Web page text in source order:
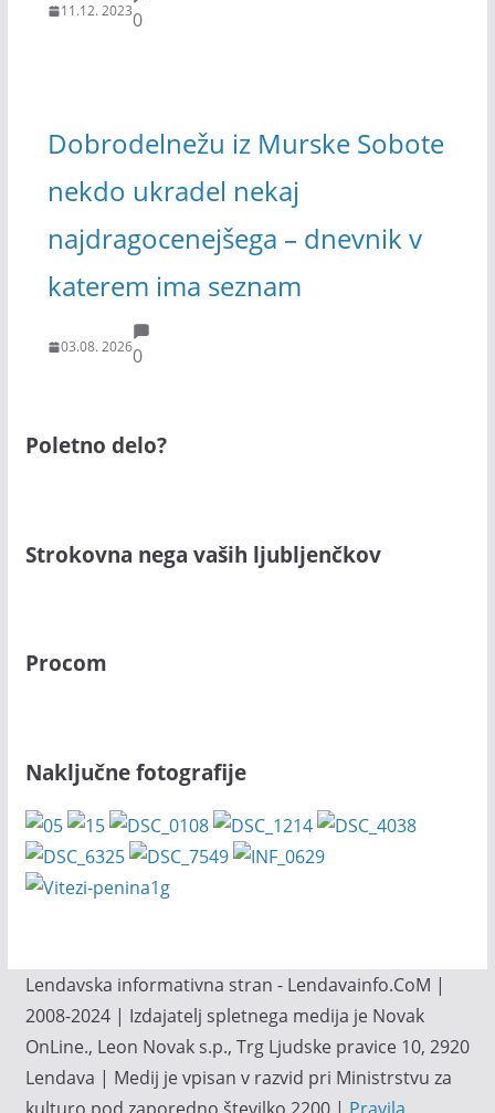
11.12. 20230
Dobrodelnežu iz Murske Sobote
nekdo ukradel nekaj
najdragocenejšega – dnevnik v
katerem ima seznam
03.08. 20260
Poletno delo?
Strokovna nega vaših ljubljenčkov
Procom
Naključne fotografije
Lendavska informativna stran - Lendavainfo.CoM |
2008-2024 | Izdajatelj spletnega medija je Novak
OnLine., Leon Novak s.p., Trg Ljudske pravice 10, 2920
Lendava | Medij je vpisan v razvid pri Ministrstvu za